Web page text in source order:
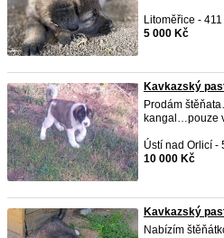
Litoměřice -
5 000 Kč
Kavkazský
Prodám
kangal…pouze
Ústí nad Orlicí -
10 000 Kč
Kavkazský
Nabízím